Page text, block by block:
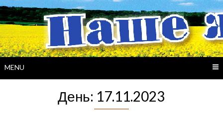
Skip
to
content
MENU
День: 17.11.2023